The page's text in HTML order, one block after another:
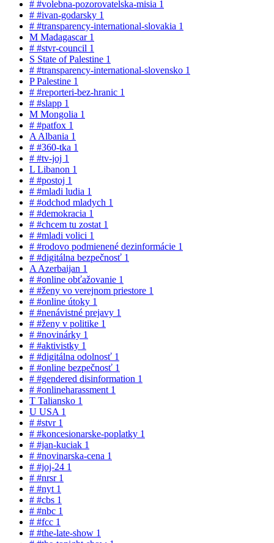
# #volebna-pozorovatelska-misia 1
# #ivan-godarsky 1
# #transparency-international-slovakia 1
M Madagascar 1
# #stvr-council 1
S State of Palestine 1
# #transparency-international-slovensko 1
PPalestine 1
# #reporteri-bez-hranic 1
# #slapp 1
M Mongolia 1
# #patfox 1
A Albania 1
# #360-tka 1
# #tv-joj 1
L Libanon 1
# #postoj 1
# #mladi ludia 1
# #odchod mladych 1
# #demokracia 1
# #chcem tu zostat 1
# #mladi volici 1
# #rodovo podmienené dezinformácie 1
# #digitálna bezpečnosť 1
A Azerbaijan 1
# #online obťažovanie 1
# #ženy vo verejnom priestore 1
# #online útoky 1
# #nenávistné prejavy 1
# #ženy v politike 1
# #novinárky 1
# #aktivistky 1
# #digitálna odolnosť 1
# #online bezpečnosť 1
# #gendered disinformation 1
# #onlineharassment 1
T Taliansko 1
U USA 1
# #stvr 1
# #koncesionarske-poplatky 1
# #jan-kuciak 1
# #novinarska-cena 1
# #joj-24 1
# #nrsr 1
# #nyt 1
# #cbs 1
# #nbc 1
# #fcc 1
# #the-late-show 1